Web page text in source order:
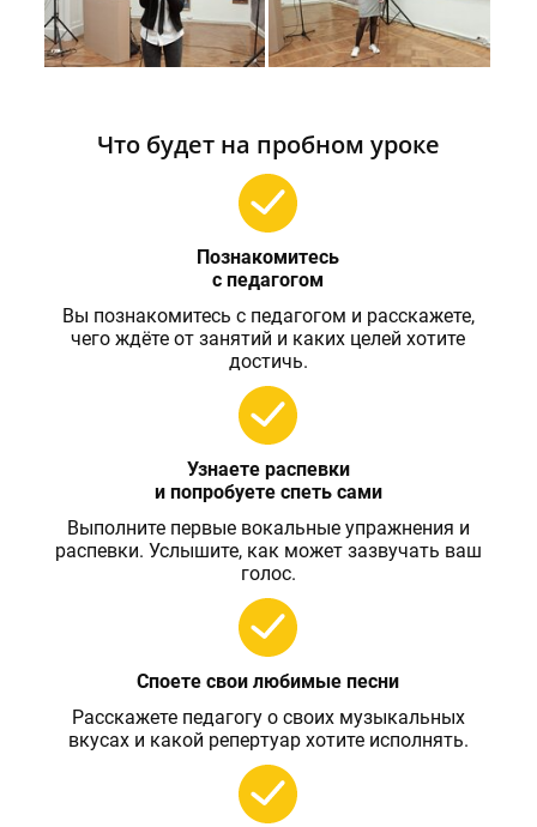
Что будет на пробном уроке
Познакомитесь
с педагогом
Вы познакомитесь с педагогом и расскажете,
чего ждёте от занятий и каких целей хотите
достичь.
Узнаете распевки
и попробуете спеть сами
Выполните первые вокальные упражнения и
распевки. Услышите, как может зазвучать ваш
голос.
Споете свои любимые песни
Расскажете педагогу о своих музыкальных
вкусах и какой репертуар хотите исполнять.